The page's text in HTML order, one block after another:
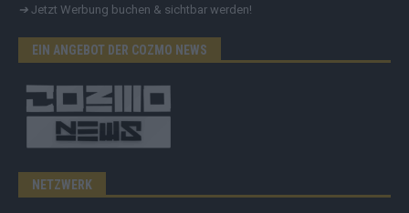
➔ Jetzt Werbung buchen & sichtbar werden!
EIN ANGEBOT DER COZMO NEWS
NETZWERK